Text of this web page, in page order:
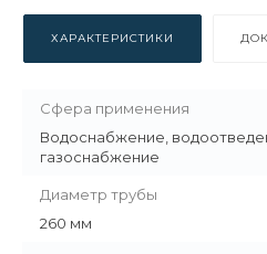
ХАРАКТЕРИСТИКИ
Сфера применения
Водоснабжение,
газоснабжение
Диаметр трубы
260 мм